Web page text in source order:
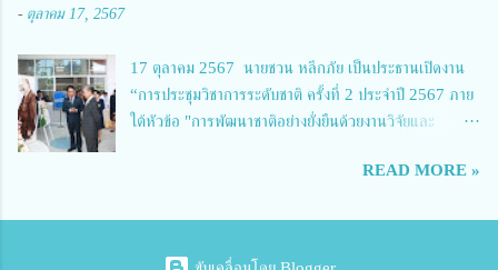
8.นายณัฐกฤต ภูทวี รองผู้อำนวยการวิทยาลัยเทคนิคตาก นายจักรภพ กล่าว
ยาวนาน มีบุคลากร นักเรียน นักศึกษาจำนวนมาก ต้องการควา...
- ตุลาคม 17, 2567
17 ตุลาคม 2567 นายชวน หลีกภัย เป็นประธานเปิดงาน
“การประชุมวิชาการระดับชาติ ครั้งที่ 2 ประจำปี 2567 ภาย
ใต้หัวข้อ "การพัฒนาชาติอย่างยั่งยืนด้วยงานวิจัยและ
Technology National Conference 2024: 'Towards
ชาติอยางยั่งยืนด้วยงานวิจัยและนวัตกรรม" และ นางสาวศิริ
READ MORE »